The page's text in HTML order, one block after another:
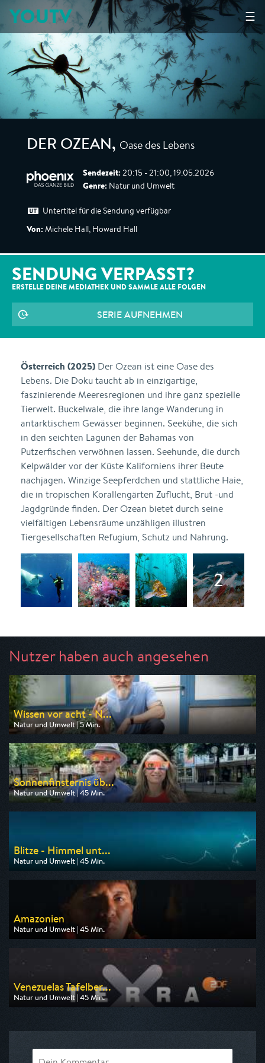
☰
YOUTV
DER OZEAN, Oase des Lebens
Sendezeit: 20:15 - 21:00, 19.05.2026
Genre: Natur und Umwelt
Untertitel für die Sendung verfügbar
Von: Michele Hall, Howard Hall
SENDUNG VERPASST?
ERSTELLE DEINE MEDIATHEK UND SAMMLE ALLE FOLGEN
SERIE AUFNEHMEN
Österreich (2025) Der Ozean ist eine Oase des
Lebens. Die Doku taucht ab in einzigartige,
faszinierende Meeresregionen und ihre ganz spezielle
Tierwelt. Buckelwale, die ihre lange Wanderung in
antarktischem Gewässer beginnen. Seekühe, die sich
in den seichten Lagunen der Bahamas von
Putzerfischen verwöhnen lassen. Seehunde, die durch
Kelpwälder vor der Küste Kaliforniens ihrer Beute
nachjagen. Winzige Seepferdchen und stattliche Haie,
die in tropischen Korallengärten Zuflucht, Brut -und
Jagdgründe finden. Der Ozean bietet durch seine
vielfältigen Lebensräume unzähligen illustren
Tiergesellschaften Refugium, Schutz und Nahrung.
Nutzer haben auch angesehen
Wissen vor acht - N...
Natur und Umwelt | 5 Min.
Ausgestrahlt von ARD
am 11.08.2026, 19:45
Sonnenfinsternis üb...
Natur und Umwelt | 45 Min.
Ausgestrahlt von 3sat
am 12.08.2026, 20:15
Blitze - Himmel unt...
Natur und Umwelt | 45 Min.
Ausgestrahlt von 3sat
am 07.08.2026, 16:45
Amazonien
Natur und Umwelt | 45 Min.
Ausgestrahlt von ZDF neo
am 08.08.2026, 13:15
Venezuelas Tafelber...
Natur und Umwelt | 45 Min.
Ausgestrahlt von ZDF neo